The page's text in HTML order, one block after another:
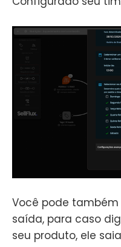
Você pode
saída, para caso
seu produto, ele